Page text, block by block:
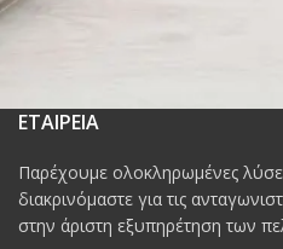
ΕΤΑΙΡΕΙΑ
Παρέχουμε ολοκληρωμένες
διακρινόμαστε για τις
στην άριστη εξυπηρέτηση των